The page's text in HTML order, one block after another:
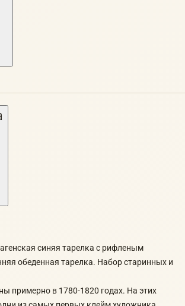
синяя тарелка с рифленым
обеденная тарелка. Набор старинных и
примерно в 1780-1820 годах. На этих